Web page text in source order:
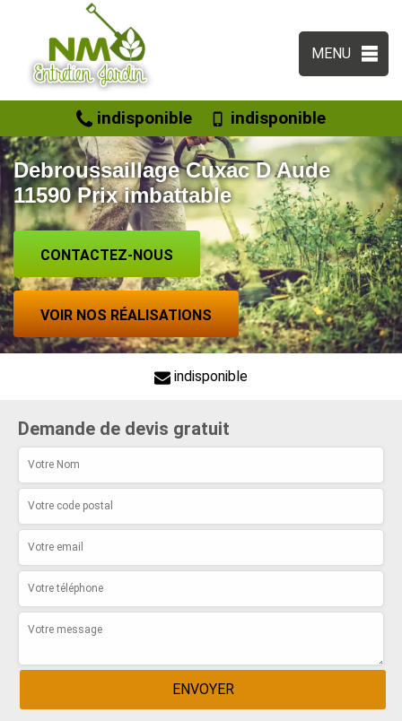
MENU
indisponible indisponible
Debroussaillage Cuxac D Aude
11590 Prix imbattable
CONTACTEZ-NOUS
VOIR NOS RÉALISATIONS
indisponible
Demande de devis gratuit